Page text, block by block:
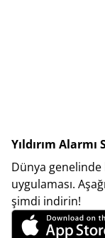
Yıldırım
Dünya genelinde
uygulaması.
şimdi indirin!